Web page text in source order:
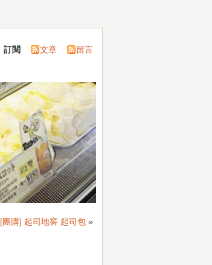
訂閱 文章 留言
[團購] 起司地窖 起司包 »